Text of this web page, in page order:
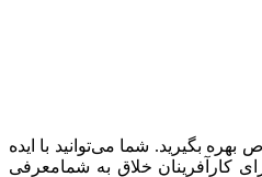
بگیرید. شما می‌توانید با ایده
های کارآفرینی و ۵۰ ایده کسب و کار منحصر به‌فرد را برای کارآفرینان خلاق به شمامعرفی